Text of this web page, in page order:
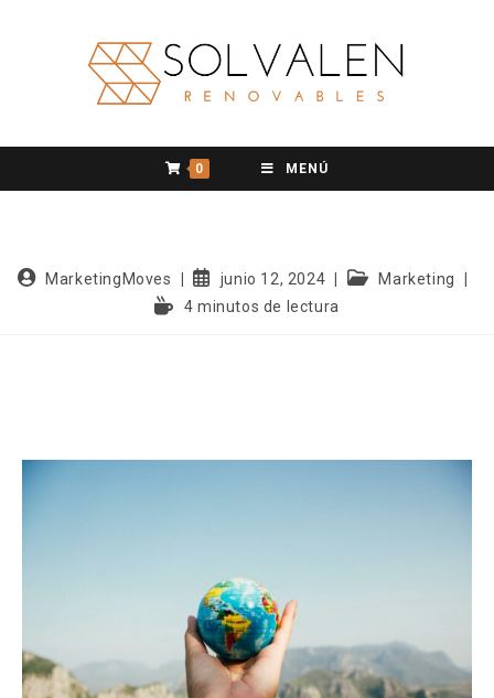
0 MENÚ
MarketingMoves junio 12, 2024
Marketing
4 minutos de lectura